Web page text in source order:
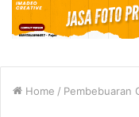
Home / Pembebuaran